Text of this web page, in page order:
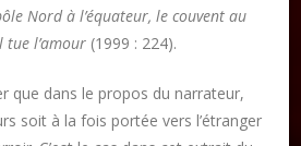
Nord à l’équateur, le couvent au
tue l’amour (1999 : 224).
que dans le propos du narrateur,
soit à la fois portée vers l’étranger